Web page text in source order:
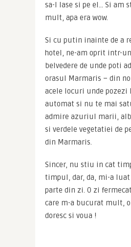
sa-l lase si pe el… Si am
mult, apa era wow.
Si cu putin inainte de a
hotel, ne-am oprit intr-
belvedere de unde poti
orasul Marmaris – din
acele locuri unde pozezi
automat si nu te mai
admire azuriul marii,
si verdele vegetatiei de
din Marmaris.
Sincer, nu stiu in cat
timpul, dar, da, mi-a luat
parte din zi. O zi
care m-a bucurat mult, o
doresc si voua !